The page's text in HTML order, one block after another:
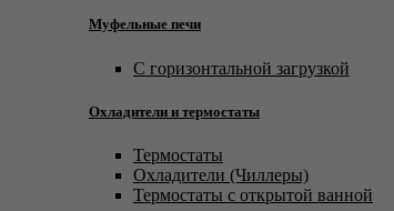
Муфельные печи
С горизонтальной загрузкой
Охладители и термостаты
Термостаты
Охладители (Чиллеры)
Термостаты с открытой ванной